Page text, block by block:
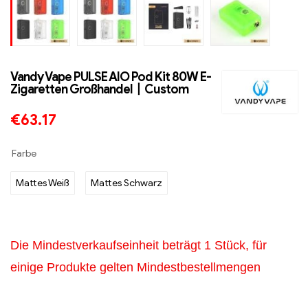
Vandy Vape PULSE AIO Pod Kit 80W E-
Zigaretten Großhandel丨Custom
€63.17
Farbe
Mattes Weiß Mattes Schwarz
Die Mindestverkaufseinheit beträgt 1 Stück, für
einige Produkte gelten Mindestbestellmengen